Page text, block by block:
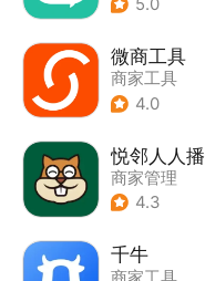
5.0
微商工具
商家工具
4.0
悦邻人人播
商家管理
4.3
千牛